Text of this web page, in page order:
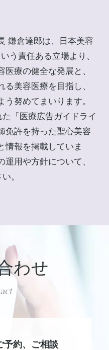
鎌倉達郎は、日本美容
う責任ある立場より、
療の健全な発展と、
美容医療を目指し、
努めてまいります。
「医療広告ガイドライ
免許を持った聖心美容
情報を掲載していま
用や方針について、
。
わせ
約、 ご相談